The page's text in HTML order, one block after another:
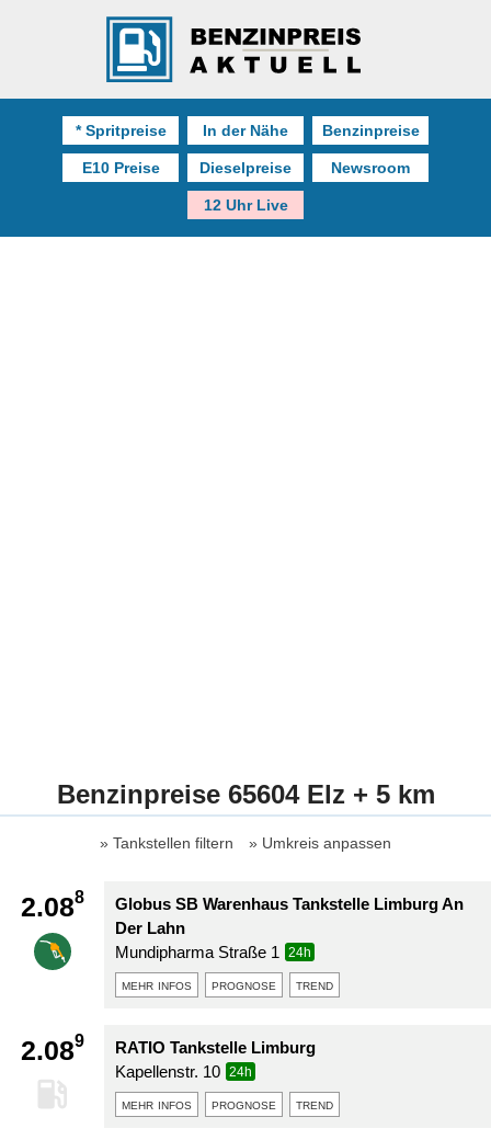
* Spritpreise In der Nähe Benzinpreise
E10 Preise Dieselpreise Newsroom
12 Uhr Live
Benzinpreise 65604 Elz + 5 km
Tankstellen filtern Umkreis anpassen
2.088
Globus SB Warenhaus Tankstelle Limburg An
Der Lahn
Mundipharma Straße 1
24h
mehr infos prognose trend
2.089
RATIO Tankstelle Limburg
Kapellenstr. 10
24h
mehr infos prognose trend